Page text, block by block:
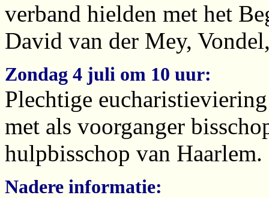
verband hielden met het
David van der Mey,
Zondag 4 juli om 10 uur:
Plechtige
met als voorganger
hulpbisschop van Haarlem.
Nadere informatie: